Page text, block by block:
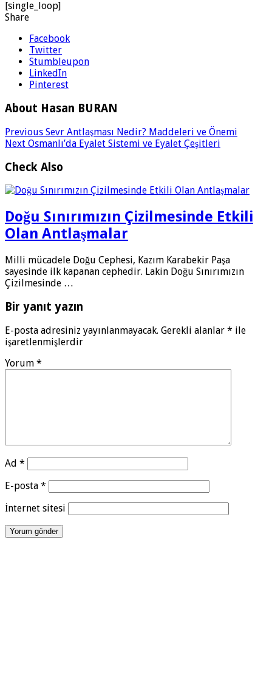
[single_loop]
Share
Facebook
Twitter
Stumbleupon
LinkedIn
Pinterest
About Hasan BURAN
Previous Sevr Antlaşması Nedir? Maddeleri ve Önemi
Next Osmanlı’da Eyalet Sistemi ve Eyalet Çeşitleri
Check Also
Doğu Sınırımızın Çizilmesinde Etkili
Olan Antlaşmalar
Milli mücadele Doğu Cephesi, Kazım Karabekir Paşa
sayesinde ilk kapanan cephedir. Lakin Doğu Sınırımızın
Çizilmesinde …
Bir yanıt yazın
E-posta adresiniz yayınlanmayacak. Gerekli alanlar * ile
işaretlenmişlerdir
Yorum *
Ad *
E-posta *
İnternet sitesi